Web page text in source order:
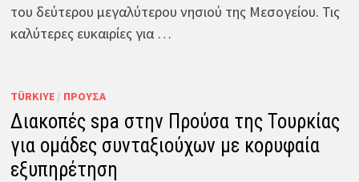
του δεύτερου μεγαλύτερου νησιού της Μεσογείου. Τις
καλύτερες ευκαιρίες για …
TÜRKIYE/ ΠΡΟΎΣΑ
Διακοπές spa στην Προύσα της Τουρκίας
για ομάδες συνταξιούχων με κορυφαία
εξυπηρέτηση